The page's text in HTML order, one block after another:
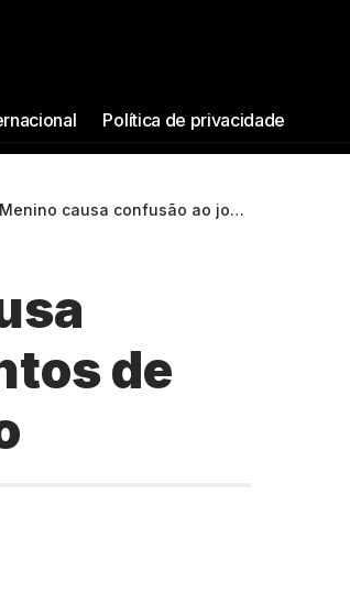
Política de privacidade
confusão ao jogar alimentos de estabelecimento no chão
de